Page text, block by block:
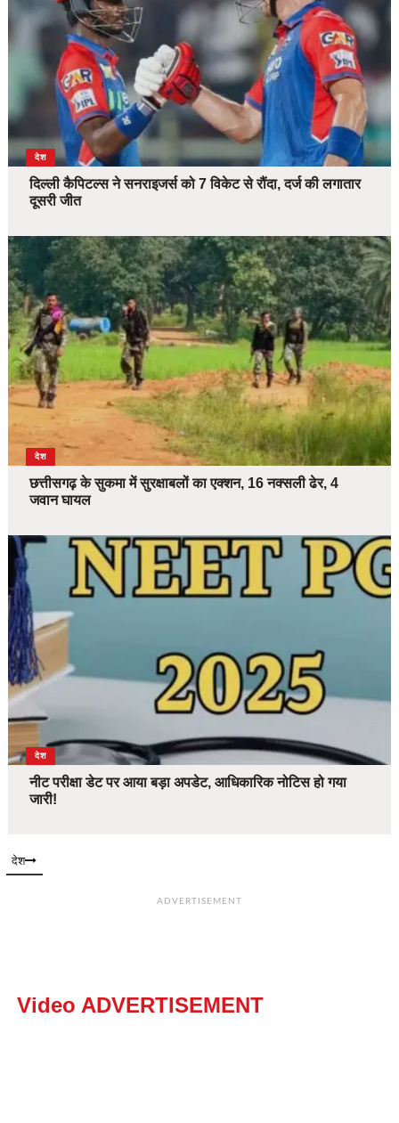
देश
दिल्ली कैपिटल्स ने सनराइजर्स को 7 विकेट से रौंदा, दर्ज की लगातार
दूसरी जीत
देश
छत्तीसगढ़ के सुकमा में सुरक्षाबलों का एक्शन, 16 नक्सली ढेर, 4
जवान घायल
देश
नीट परीक्षा डेट पर आया बड़ा अपडेट, आधिकारिक नोटिस हो गया
जारी!
देश
ADVERTISEMENT
Video ADVERTISEMENT